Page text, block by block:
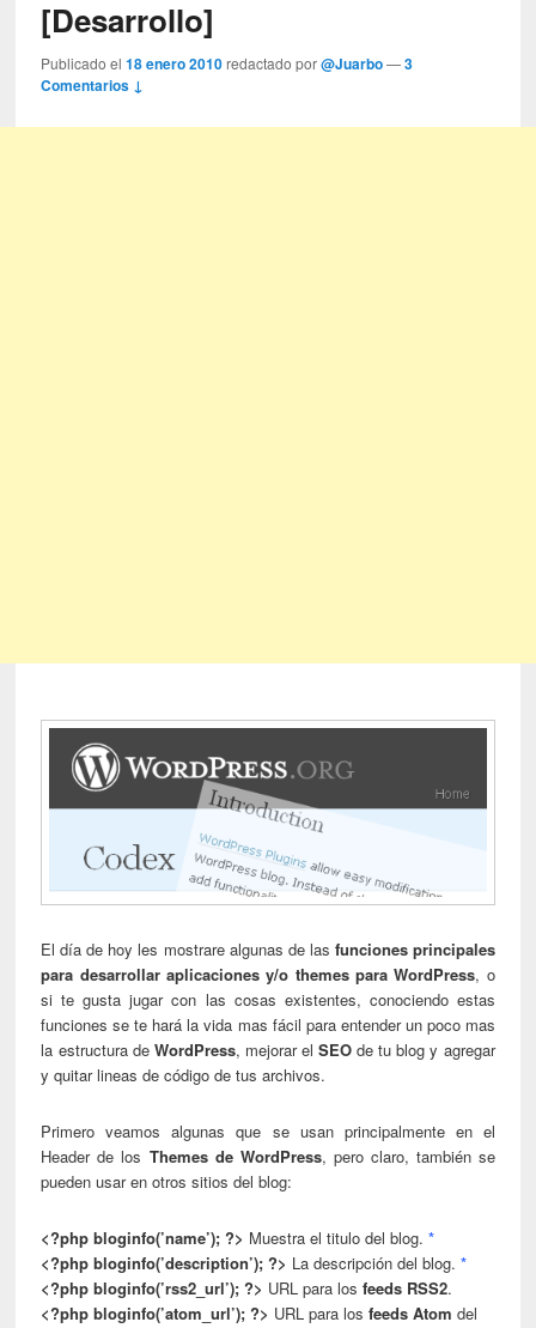
[Desarrollo]
Publicado el18 enero 2010 redactado por@Juarbo —3
Comentarios ↓
El día de hoy les mostrare algunas de las funciones principales
para desarrollar aplicaciones y/o themes para WordPress, o
si te gusta jugar con las cosas existentes, conociendo estas
funciones se te hará la vida mas fácil para entender un poco mas
la estructura de WordPress, mejorar elSEO de tu blog y agregar
y quitar lineas de código de tus archivos.
Primero veamos algunas que se usan principalmente en el
Header de los Themes de WordPress, pero claro, también se
pueden usar en otros sitios del blog:
<?php bloginfo(’name’); ?> Muestra el titulo del blog.*
<?php bloginfo(’description’); ?> La descripción del blog.*
<?php bloginfo(’rss2_url’); ?> URL para los feeds RSS2.
<?php bloginfo(’atom_url’); ?> URL para losfeeds Atom del